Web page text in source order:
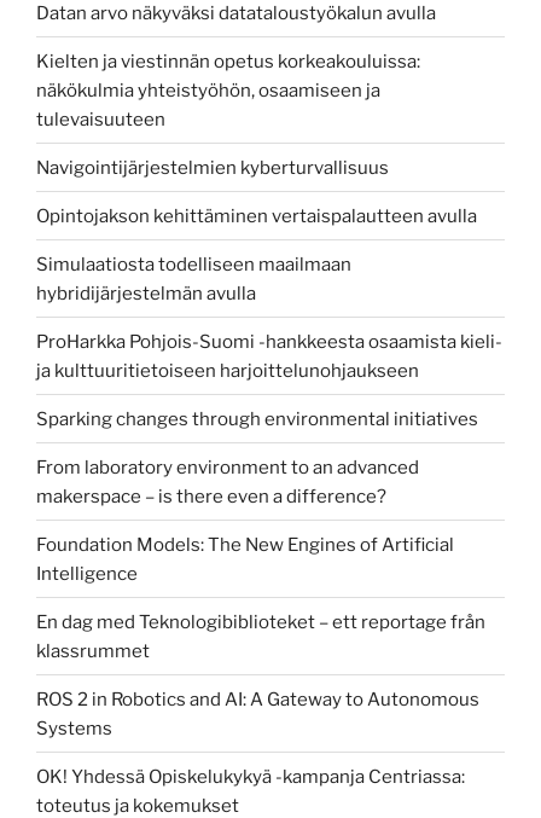
Datan arvo näkyväksi datataloustyökalun avulla
Kielten ja viestinnän opetus korkeakouluissa:
näkökulmia yhteistyöhön, osaamiseen ja
tulevaisuuteen
Navigointijärjestelmien kyberturvallisuus
Opintojakson kehittäminen vertaispalautteen avulla
Simulaatiosta todelliseen maailmaan
hybridijärjestelmän avulla
ProHarkka Pohjois-Suomi -hankkeesta osaamista kieli-
ja kulttuuritietoiseen harjoittelunohjaukseen
Sparking changes through environmental initiatives
From laboratory environment to an advanced
makerspace – is there even a difference?
Foundation Models: The New Engines of Artificial
Intelligence
En dag med Teknologibiblioteket – ett reportage från
klassrummet
ROS 2 in Robotics and AI: A Gateway to Autonomous
Systems
OK! Yhdessä Opiskelukykyä -kampanja Centriassa:
toteutus ja kokemukset